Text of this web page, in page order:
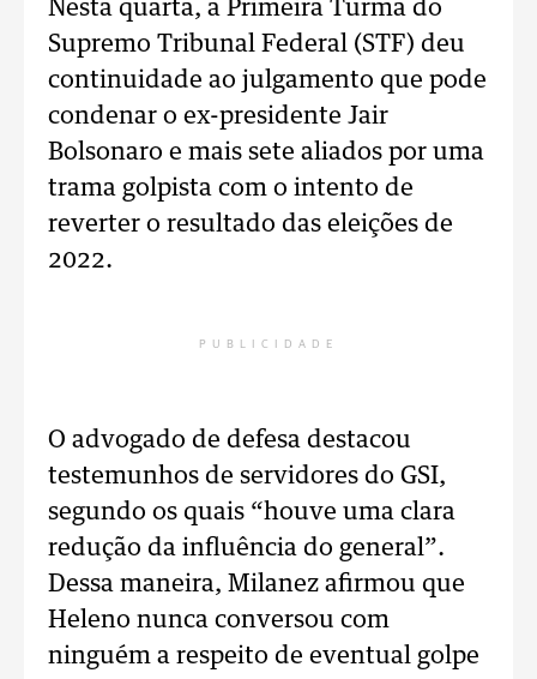
Nesta quarta, a Primeira Turma do
Supremo Tribunal Federal (STF) deu
continuidade ao julgamento que pode
condenar o ex-presidente Jair
Bolsonaro e mais sete aliados por uma
trama golpista com o intento de
reverter o resultado das eleições de
2022.
PUBLICIDADE
O advogado de defesa destacou
testemunhos de servidores do GSI,
segundo os quais “houve uma clara
redução da influência do general”.
Dessa maneira, Milanez afirmou que
Heleno nunca conversou com
ninguém a respeito de eventual golpe